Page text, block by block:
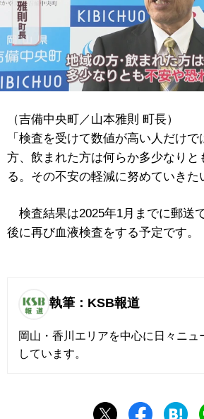
（吉備中央町／山本雅則 町長）
「検査を受けて数値が高い人だけ
方、飲まれた方は何らか多少なりと
る。その不安の軽減に努めていきた
検査結果は2025年1月までに郵送
後に再び血液検査をする予定です。
執筆：KSB報道
岡山・香川エリアを中心に日々ニュ
しています。